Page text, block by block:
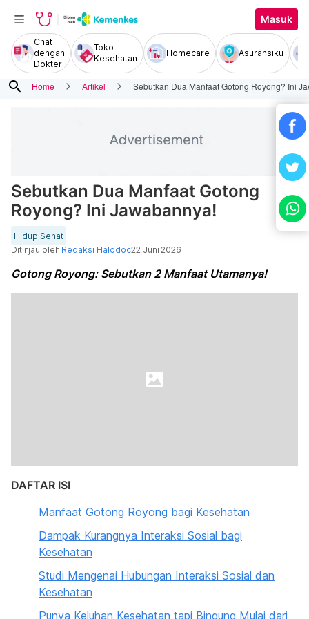
Masuk
Chat
dengan
Dokter
Toko
Kesehatan
Homecare Asuransiku
search Home Artikel Sebutkan Dua Manfaat Gotong Royong? Ini
Sebutkan Dua Manfaat Gotong
Royong? Ini Jawabannya!
Hidup Sehat
Ditinjau oleh Redaksi Halodoc22 Juni 2026
Gotong Royong: Sebutkan 2 Manfaat Utamanya!
DAFTAR ISI
Manfaat Gotong Royong bagi Kesehatan
Dampak Kurangnya Interaksi Sosial bagi
Kesehatan
Studi Mengenai Hubungan Interaksi Sosial dan
Kesehatan
Punya Keluhan Kesehatan tapi Bingung Mulai dari